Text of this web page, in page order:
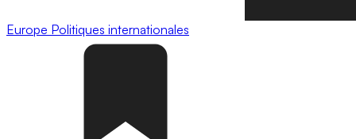
Europe Politiques internationales